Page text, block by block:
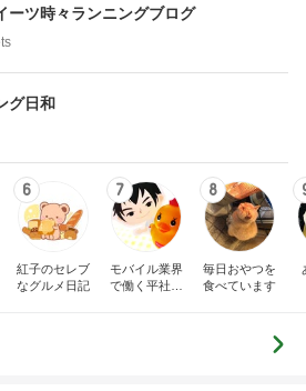
ーツ時々ランニングブログ
グ日和
6
紅子のセレブ
なグルメ日記
7
モバイル業界
で働く平社員
8
毎日おやつを
食べています